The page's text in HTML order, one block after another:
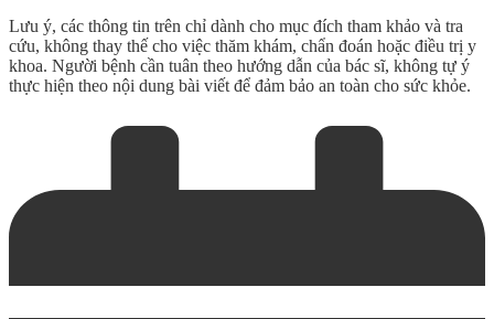
Lưu ý, các thông tin trên chỉ dành cho mục đích tham khảo và tra
cứu, không thay thế cho việc thăm khám, chẩn đoán hoặc điều trị y
khoa. Người bệnh cần tuân theo hướng dẫn của bác sĩ, không tự ý
thực hiện theo nội dung bài viết để đảm bảo an toàn cho sức khỏe.